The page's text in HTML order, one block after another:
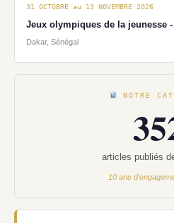
31 OCTOBRE au 13 NOVEMBRE 2026
Jeux olympiques de la jeunesse -
Dakar, Sénégal
NOTRE
articles publiés
10 ans